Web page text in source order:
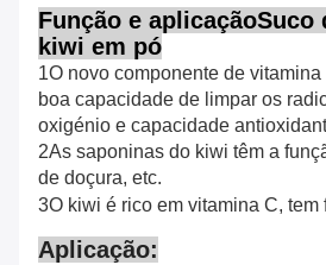
Função e aplicaçãoSuco
kiwi em pó
1O novo componente de
boa capacidade de limpar os
oxigénio e capacidade
2As saponinas do kiwi têm a
de doçura, etc.
3O kiwi é rico em vitamina C, tem
Aplicação: